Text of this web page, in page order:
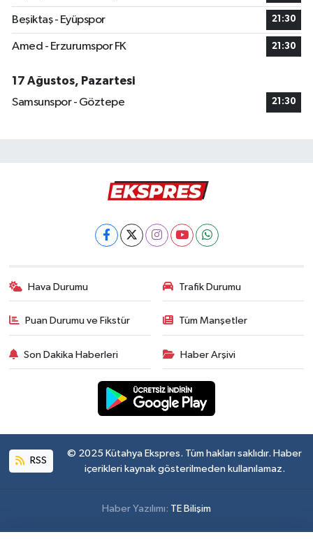
Beşiktaş - Eyüpspor 21:30
Amed - Erzurumspor FK 21:30
17 Ağustos, Pazartesi
Samsunspor - Göztepe
21:30
Hava Durumu Trafik Durumu
Puan Durumu ve Fikstür Tüm Manşetler
Son Dakika Haberleri Haber Arşivi
RSS
© 2025 Kütahya Ekspres. Tüm hakları saklıdır. Haber
içerikleri kaynak gösterilmeden kullanılamaz.
Haber Yazılımı: TE Bilişim